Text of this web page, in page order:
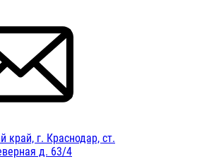
край, г. Краснодар, ст.
д. 63/4